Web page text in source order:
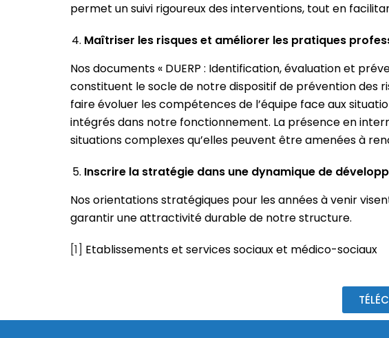
permet un suivi rigoureux des interventions, tout en
Maîtriser les risques et améliorer les pratiques
Nos documents « DUERP : Identification, évaluation et
constituent le socle de notre dispositif de prévention des
faire évoluer les compétences de l’équipe face aux
intégrés dans notre fonctionnement. La présence en
situations complexes qu’elles peuvent être amenées à
Inscrire la stratégie dans une dynamique de
Nos orientations stratégiques pour les années à venir
garantir une attractivité durable de notre structure.
[1] Etablissements et services sociaux et médico-sociaux